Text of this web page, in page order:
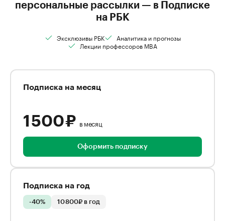
персональные рассылки — в Подписке
на РБК
Эксклюзивы РБК
Аналитика и прогнозы
Лекции профессоров MBA
Подписка на месяц
1 500 ₽ в месяц
Оформить подписку
Подписка на год
-40% 10 800₽ в год